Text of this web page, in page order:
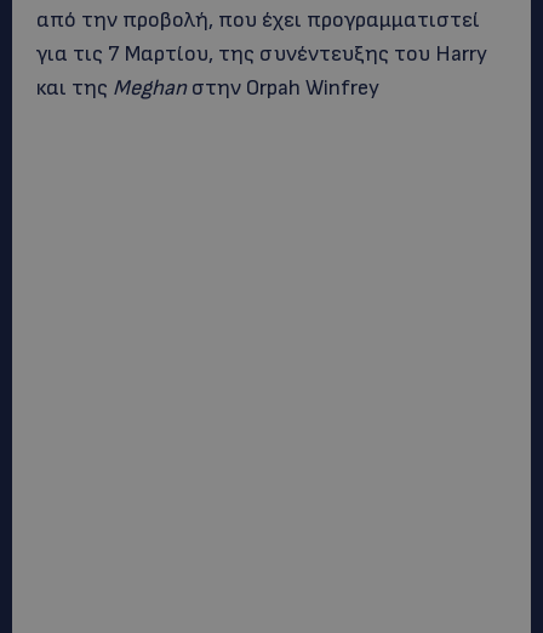
από την προβολή, που έχει προγραμματιστεί
για τις 7 Μαρτίου, της συνέντευξης του Harry
και της Meghan στην Orpah Winfrey